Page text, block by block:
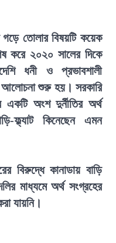
গড়ে তোলার বিষয়টি কয়েক
করে ২০২০ সালের দিকে
ধনী ও প্রভাবশালী
আলোচনা শুরু হয়। সরকারি
একটি অংশ দুর্নীতির অর্থ
ফ্ল্যাট কিনেছেন এমন
বিরুদ্ধে কানাডায় বাড়ি
মাধ্যমে অর্থ সংগ্রহের
যায়নি।